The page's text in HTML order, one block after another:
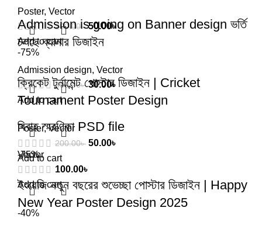
Poster, Vector
200.00৳ 50.00৳
Add to cart
Admission is going on Banner design ভর্তি
চলছে ব্যানার ডিজাইন
Admission design, Vector
300.00৳ 30.00৳
Add to cart
-75%
ক্রিকেট টুর্নামেন্ট পোস্টার ডিজাইন | Cricket
Tournament Poster Design
Poster,Vector
200.00৳ 50.00৳
Add to cart
বিবাহ স্মরণিকা PSD file
Vector
100.00৳
Add to cart
-75%
ইংরেজি নতুন বছরের শুভেচ্ছা পোস্টার ডিজাইন | Happy
New Year Poster Design 2025
-40%